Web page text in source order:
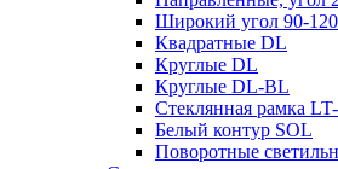
Широкий угол 90-
Квадратные DL
Круглые DL
Круглые DL-BL
Стеклянная рамка
Белый контур SOL
Поворотные